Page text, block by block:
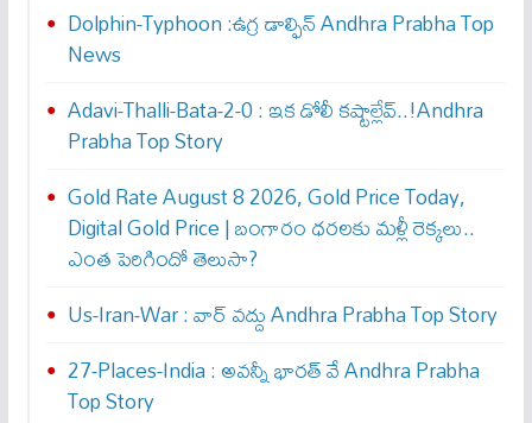
Dolphin-Typhoon :ఉగ్ర డాల్ఫిన్ Andhra Prabha Top
News
Adavi-Thalli-Bata-2-0 : ఇక డోలీ క‌ష్టాల్లేవ్..!Andhra
Prabha Top Story
Gold Rate August 8 2026, Gold Price Today,
Digital Gold Price | బంగారం ధరలకు మళ్లీ రెక్కలు..
ఎంత పెరిగిందో తెలుసా?
Us-Iran-War : వార్ వ‌ద్దు Andhra Prabha Top Story
27-Places-India : అవ‌న్నీ భార‌త్ వే Andhra Prabha
Top Story